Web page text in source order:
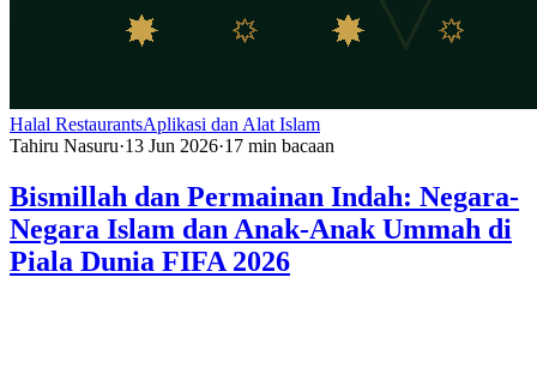
Halal RestaurantsAplikasi dan Alat Islam
Tahiru Nasuru·13 Jun 2026·17 min bacaan
Bismillah dan Permainan Indah: Negara-
Negara Islam dan Anak-Anak Ummah di
Piala Dunia FIFA 2026